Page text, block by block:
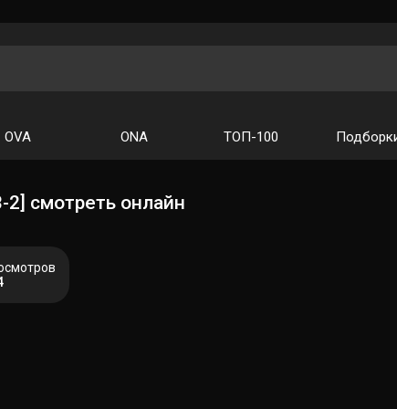
OVA ONA ТОП-100
смотреть онлайн